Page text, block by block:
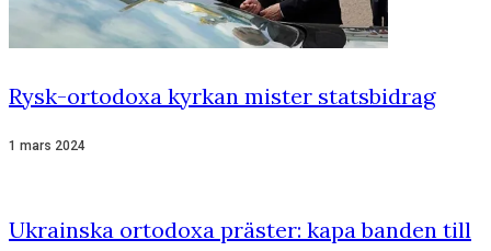
Rysk-ortodoxa kyrkan mister statsbidrag
1 mars 2024
Ukrainska ortodoxa präster: kapa banden till